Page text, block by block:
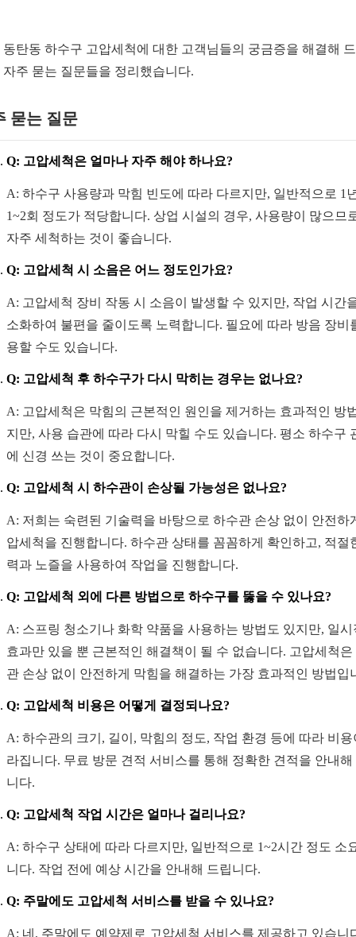
동탄동 하수구 고압세척에 대한 고객님들의 궁금증을 해결해
자주 묻는 질문들을 정리했습니다.
묻는 질문
Q: 고압세척은 얼마나 자주 해야 하나요?
A: 하수구 사용량과 막힘 빈도에 따라 다르지만, 일반적으로 1
1~2회 정도가 적당합니다. 상업 시설의 경우, 사용량이 많으므
자주 세척하는 것이 좋습니다.
Q: 고압세척 시 소음은 어느 정도인가요?
A: 고압세척 장비 작동 시 소음이 발생할 수 있지만, 작업 시간
소화하여 불편을 줄이도록 노력합니다. 필요에 따라 방음 장비
용할 수도 있습니다.
Q: 고압세척 후 하수구가 다시 막히는 경우는 없나요?
A: 고압세척은 막힘의 근본적인 원인을 제거하는 효과적인 방
지만, 사용 습관에 따라 다시 막힐 수도 있습니다. 평소 하수구
에 신경 쓰는 것이 중요합니다.
Q: 고압세척 시 하수관이 손상될 가능성은 없나요?
A: 저희는 숙련된 기술력을 바탕으로 하수관 손상 없이 안전하
압세척을 진행합니다. 하수관 상태를 꼼꼼하게 확인하고, 적절
력과 노즐을 사용하여 작업을 진행합니다.
Q: 고압세척 외에 다른 방법으로 하수구를 뚫을 수 있나요?
A: 스프링 청소기나 화학 약품을 사용하는 방법도 있지만, 일시
효과만 있을 뿐 근본적인 해결책이 될 수 없습니다. 고압세척은
관 손상 없이 안전하게 막힘을 해결하는 가장 효과적인 방법입
Q: 고압세척 비용은 어떻게 결정되나요?
A: 하수관의 크기, 길이, 막힘의 정도, 작업 환경 등에 따라 비용
라집니다. 무료 방문 견적 서비스를 통해 정확한 견적을 안내해
니다.
Q: 고압세척 작업 시간은 얼마나 걸리나요?
A: 하수구 상태에 따라 다르지만, 일반적으로 1~2시간 정도 소
니다. 작업 전에 예상 시간을 안내해 드립니다.
Q: 주말에도 고압세척 서비스를 받을 수 있나요?
A: 네, 주말에도 예약제로 고압세척 서비스를 제공하고 있습니